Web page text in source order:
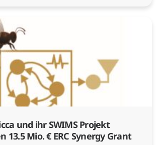
und ihr SWIMS Projekt
13.5 Mio. € ERC Synergy Grant